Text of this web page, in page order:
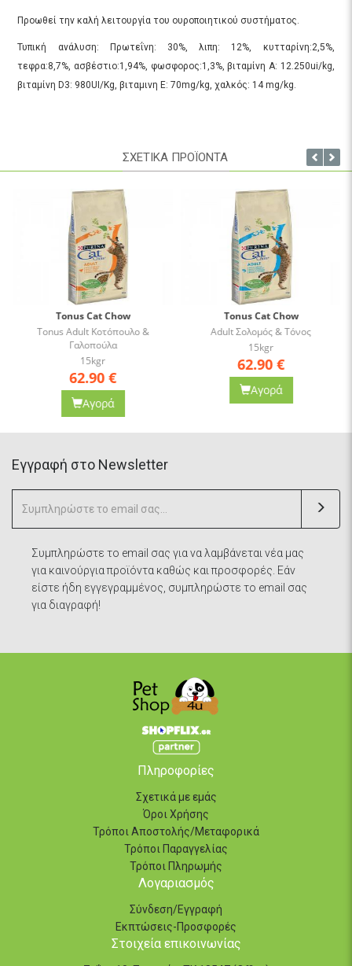
Προωθεί την καλή λειτουργία του ουροποιητικού συστήματος.
Τυπική ανάλυση: Πρωτεΐνη: 30%, λιπη: 12%, κυτταρίνη:2,5%,
τεφρα:8,7%, ασβέστιο:1,94%, φωσφορος:1,3%, βιταμίνη Α: 12.250ui/kg,
βιταμίνη D3: 980UI/Kg, βιταμινη Ε: 70mg/kg, χαλκός: 14 mg/kg.
ΣΧΕΤΙΚΑ ΠΡΟΪΟΝΤΑ
Tonus Cat Chow
Tonus Adult Κοτόπουλο &
Γαλοπούλα
15kgr
62.90 €
Αγορά
Tonus Cat Chow
Adult Σολομός & Τόνος
15kgr
62.90 €
Αγορά
Eγγραφή στο Newsletter
Συμπληρώστε το email σας για να λαμβάνεται νέα μας
για καινούργια προϊόντα καθώς και προσφορές. Εάν
είστε ήδη εγγεγραμμένος, συμπληρώστε το email σας
για διαγραφή!
Πληροφορίες
Σχετικά με εμάς
Όροι Χρήσης
Τρόποι Αποστολής/Μεταφορικά
Τρόποι Παραγγελίας
Τρόποι Πληρωμής
Λογαριασμός
Σύνδεση/Εγγραφή
Εκπτώσεις-Προσφορές
Στοιχεία επικοινωνίας